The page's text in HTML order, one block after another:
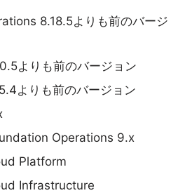
8.18.5よりも前のバージ
よりも前のバージョン
よりも前のバージョン
Operations 9.x
Platform
Infrastructure